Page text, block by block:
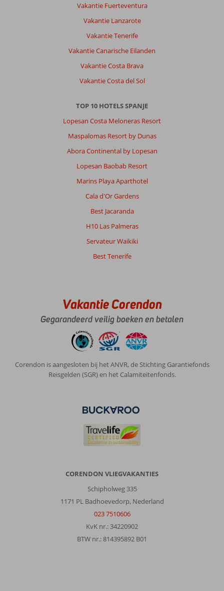
Vakantie Fuerteventura
Vakantie Lanzarote
Vakantie Tenerife
Vakantie Canarische Eilanden
Vakantie Costa Brava
Vakantie Costa del Sol
TOP 10 HOTELS SPANJE
Lopesan Costa Meloneras Resort
Maspalomas Resort by Dunas
Abora Continental by Lopesan
Lopesan Baobab Resort
Marins Playa Aparthotel
Cala d'Or Gardens
Best Jacaranda
H10 Las Palmeras
Servateur Waikiki
Best Tenerife
Vakantie Corendon
Gegarandeerd veilig boeken en betalen
Corendon is aangesloten bij het ANVR, de Stichting Garantiefonds
Reisgelden (SGR) en het Calamiteitenfonds.
CORENDON VLIEGVAKANTIES
Schipholweg 335
1171 PL Badhoevedorp, Nederland
023 7510606
KvK nr.: 34220902
BTW nr.: 814395892 B01